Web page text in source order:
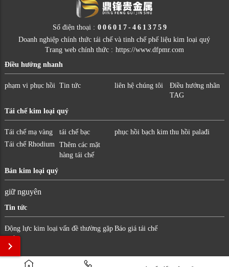
Số điện thoại : 006017-4613759
Doanh nghiệp chính thức tái chế và tinh chế phế liệu kim loại quý
Trang web chính thức : https://www.dfpmr.com
Điều hướng nhanh
phạm vi phục hồi Tin tức liên hệ chúng tôi
Điều hướng nhãn
TAG
Tái chế kim loại quý
Tái chế mạ vàng tái chế bạc phục hồi bạch kim thu hồi palađi
Tái chế Rhodium
Thêm các mặt
hàng tái chế
Bán kim loại quý
giữ nguyên
Tin tức
Động lực kim loại
quý
vấn đề thường gặp Báo giá tái chế